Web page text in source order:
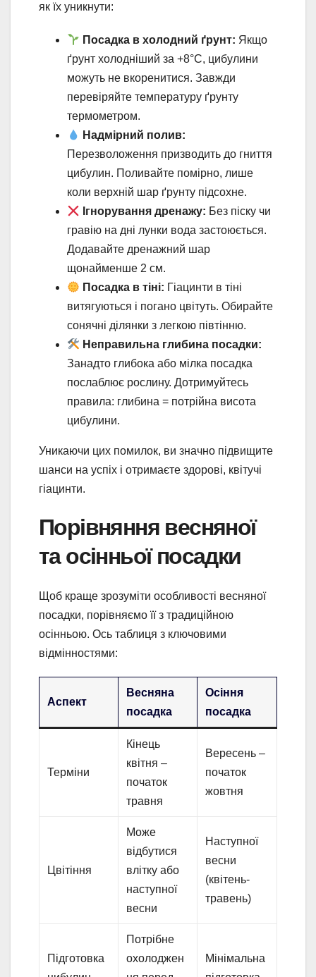
як їх уникнути:
Посадка в холодний ґрунт: Якщо
ґрунт холодніший за +8°C, цибулини
можуть не вкоренитися. Завжди
перевіряйте температуру ґрунту
термометром.
Надмірний полив:
Перезволоження призводить до гниття
цибулин. Поливайте помірно, лише
коли верхній шар ґрунту підсохне.
Ігнорування дренажу: Без піску чи
гравію на дні лунки вода застоюється.
Додавайте дренажний шар
щонайменше 2 см.
Посадка в тіні: Гіацинти в тіні
витягуються і погано цвітуть. Обирайте
сонячні ділянки з легкою півтінню.
Неправильна глибина посадки:
Занадто глибока або мілка посадка
послаблює рослину. Дотримуйтесь
правила: глибина = потрійна висота
цибулини.
Уникаючи цих помилок, ви значно підвищите
шанси на успіх і отримаєте здорові, квітучі
гіацинти.
Порівняння весняної
та осінньої посадки
Щоб краще зрозуміти особливості весняної
посадки, порівняємо її з традиційною
осінньою. Ось таблиця з ключовими
відмінностями:
Аспект
Весняна
посадка
Осіння
посадка
Терміни
Кінець
квітня –
початок
травня
Вересень –
початок
жовтня
Цвітіння
Може
відбутися
влітку або
наступної
весни
Наступної
весни
(квітень-
травень)
Підготовка
Потрібне
охолоджен
Мінімальна